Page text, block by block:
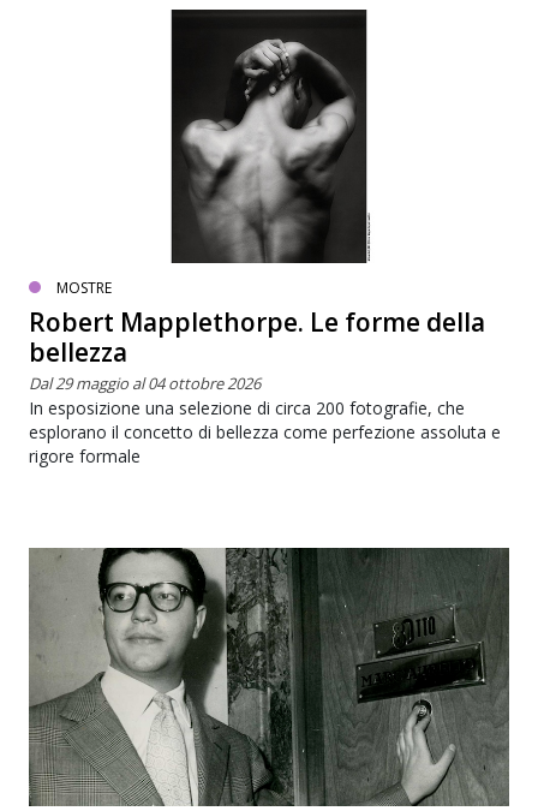
MOSTRE
Robert Mapplethorpe. Le forme della
bellezza
Dal 29 maggio al 04 ottobre 2026
In esposizione una selezione di circa 200 fotografie, che
esplorano il concetto di bellezza come perfezione assoluta e
rigore formale